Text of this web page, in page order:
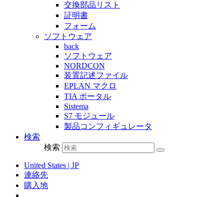
交換部品リスト
証明書
フォーム
ソフトウェア
back
ソフトウェア
NORDCON
装置記述ファイル
EPLAN マクロ
TIA ポータル
Sistema
S7 モジュール
製品コンフィギュレータ
検索
検索
United States | JP
連絡先
購入地